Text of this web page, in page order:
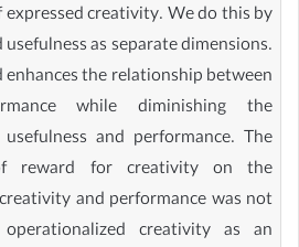
creativity. We do this by
as separate dimensions.
the relationship between
while diminishing the
and performance. The
reward for creativity on the
and performance was not
creativity as an